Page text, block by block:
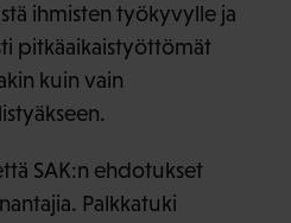
ihmisten työkyvylle ja
pitkäaikaistyöttömät
kuin vain
SAK:n ehdotukset
Palkkatuki